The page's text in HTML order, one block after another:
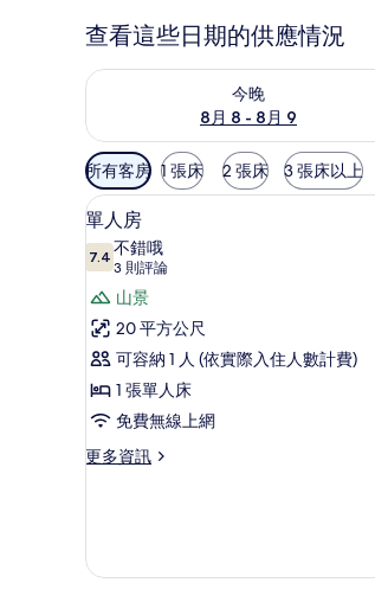
查看這些日期的供應情況
今晚
8月 8 - 8月 9
查看今晚 (8月 8 - 8月 9) 的供應情況
可
用
的
客
房
篩
選
條
件
所有客房 1 張床 2 張床 3 張床以上
顯
示
單
人
房
的
所
有
相
9
單人房
7.47.4 分，滿分 10 分
不錯哦
3 則評論
(3
則
評
論)
山景
20 平方公尺
可容納 1 人 (依實際入住人數計費)
1 張單人床
免費無線上網
更多資訊
更
的
詳